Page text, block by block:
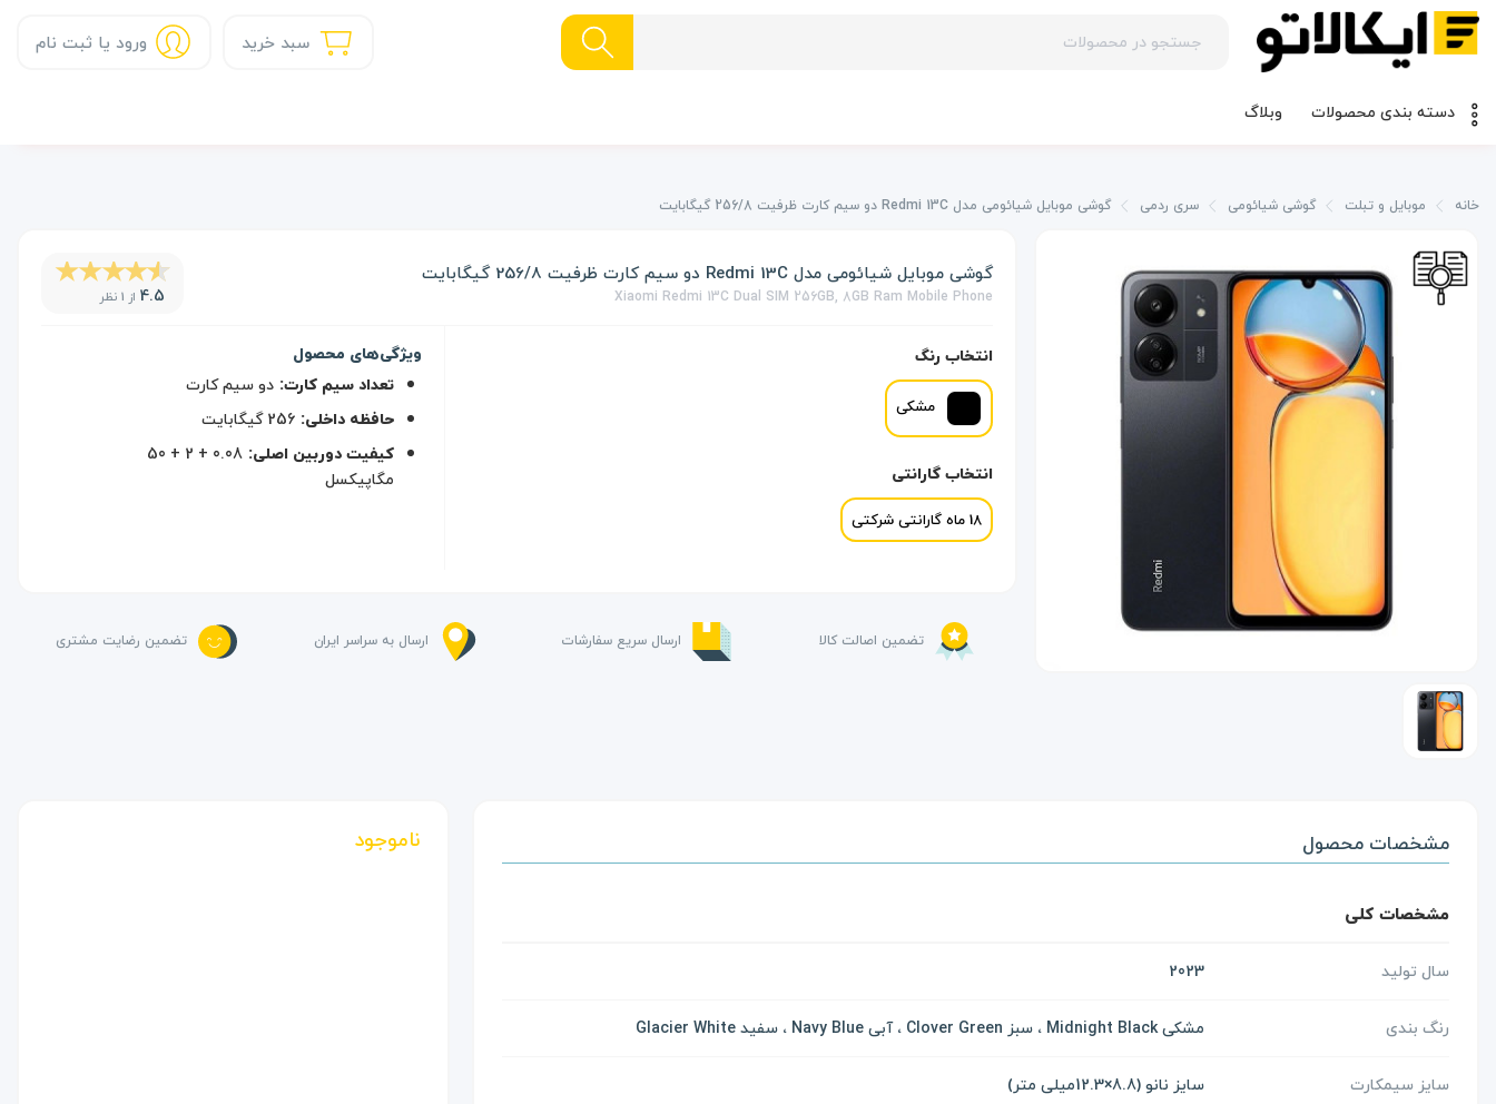
ورود یا ثبت نام سبد خرید
دسته بندی محصولات وبلاگ
خانه موبایل و تبلت گوشی شیائومی سری ردمی گوشی موبایل شیائومی مدل Redmi 13C دو سیم کارت ظرفیت 256/8 گیگابایت
گوشی موبایل شیائومی مدل Redmi 13C دو سیم کارت ظرفیت 256/8 گیگابایت
Xiaomi Redmi 13C Dual SIM 256GB, 8GB Ram Mobile Phone
4.5 از 1 نظر
انتخاب رنگ
مشکی
انتخاب گارانتی
18 ماه گارانتی شرکتی
ویژگی‌های محصول
تعداد سیم کارت: دو سیم کارت
حافظه داخلی: 256 گیگابایت
کیفیت دوربین اصلی:
0.08 + 2 + 50
مگاپیکسل
تضمین اصالت کالا ارسال سریع سفارشات ارسال به سراسر ایران تضمین رضایت مشتری
مشخصات محصول
مشخصات کلی
سال تولید 2023
رنگ بندی مشکی Midnight Black ، سبز Clover Green ، آبی Navy Blue ، سفید Glacier White
سایز سیمکارت سایز نانو (8.8×12.3میلی متر)
ناموجود